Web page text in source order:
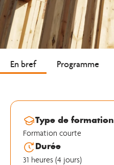
En bref Programme
Type de formation
Formation courte
Durée
31 heures (4 jours)